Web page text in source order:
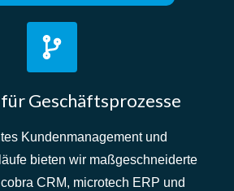
Geschäftsprozesse
Kundenmanagement und
bieten wir maßgeschneiderte
CRM, microtech ERP und